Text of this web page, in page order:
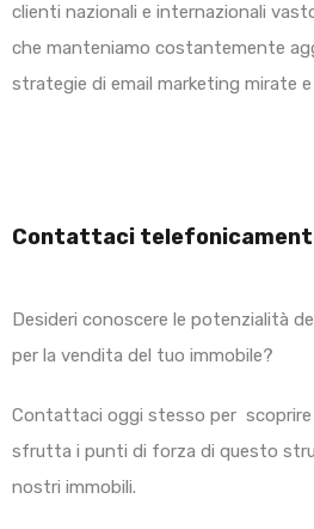
clienti nazionali e internazionali
che manteniamo costantemente
strategie di email marketing mirate
Contattaci
Desideri conoscere le potenzialità
per la vendita del tuo immobile?
Contattaci oggi stesso per scoprire
sfrutta i punti di forza di questo
nostri immobili.